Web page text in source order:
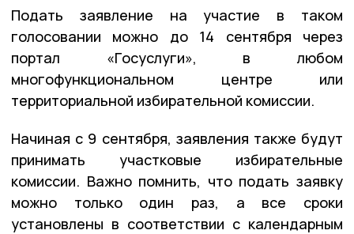
Подать заявление на участие в таком
голосовании можно до 14 сентября через
портал «Госуслуги», в любом
многофункциональном центре или
территориальной избирательной комиссии.
Начиная с 9 сентября, заявления также будут
принимать участковые избирательные
комиссии. Важно помнить, что подать заявку
можно только один раз, а все сроки
установлены в соответствии с календарным